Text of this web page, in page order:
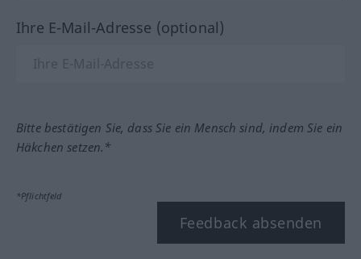
Ihre E-Mail-Adresse (optional)
Bitte bestätigen Sie, dass Sie ein Mensch sind, indem Sie ein
Häkchen setzen.*
*Pflichtfeld
Feedback absenden